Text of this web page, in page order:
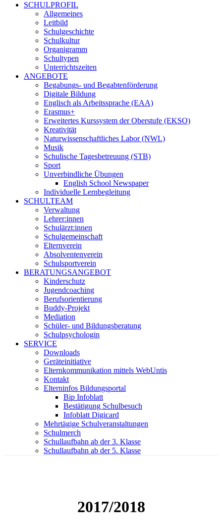
SCHULPROFIL
Allgemeines
Leitbild
Schulgeschichte
Schulkultur
Organigramm
Schultypen
Unterrichtszeiten
ANGEBOTE
Begabungs- und Begabtenförderung
Digitale Bildung
Englisch als Arbeitssprache (EAA)
Erasmus+
Erweitertes Kurssystem der Oberstufe (EKSO)
Kreativität
Naturwissenschaftliches Labor (NWL)
Musik
Schulische Tagesbetreuung (STB)
Sport
Unverbindliche Übungen
English School Newspaper
Individuelle Lernbegleitung
SCHULTEAM
Verwaltung
Lehrer:innen
Schulärzt:innen
Schulgemeinschaft
Elternverein
Absolventenverein
Schulsportverein
BERATUNGSANGEBOT
Kinderschutz
Jugendcoaching
Berufsorientierung
Buddy-Projekt
Mediation
Schüler- und Bildungsberatung
Schulpsychologin
SERVICE
Downloads
Geräteinitiative
Elternkommunikation mittels WebUntis
Kontakt
Elterninfos Bildungsportal
Bip Infoblatt
Bestätigung Schulbesuch
Infoblatt Digicard
Mehrtägige Schulveranstaltungen
Schulmerch
Schullaufbahn ab der 3. Klasse
Schullaufbahn ab der 5. Klasse
2017/2018